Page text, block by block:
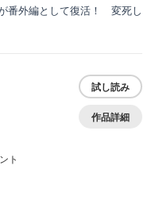
番外編として復活！ 変死し
ト
試し読み
作品詳細